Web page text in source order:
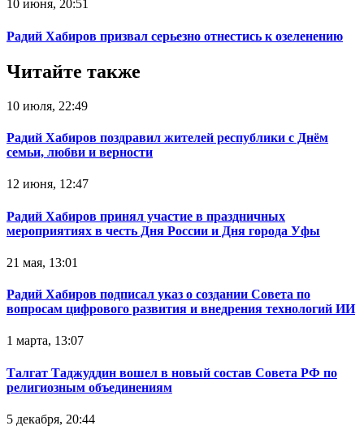
10 июня, 20:51
Радий Хабиров призвал серьезно отнестись к озеленению
Читайте также
10 июля, 22:49
Радий Хабиров поздравил жителей республики с Днём
семьи, любви и верности
12 июня, 12:47
Радий Хабиров принял участие в праздничных
мероприятиях в честь Дня России и Дня города Уфы
21 мая, 13:01
Радий Хабиров подписал указ о создании Совета по
вопросам цифрового развития и внедрения технологий ИИ
1 марта, 13:07
Талгат Таджуддин вошел в новый состав Совета РФ по
религиозным объединениям
5 декабря, 20:44